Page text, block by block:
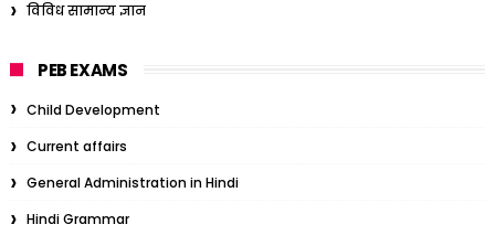
विविध सामान्य ज्ञान
PEB EXAMS
Child Development
Current affairs
General Administration in Hindi
Hindi Grammar